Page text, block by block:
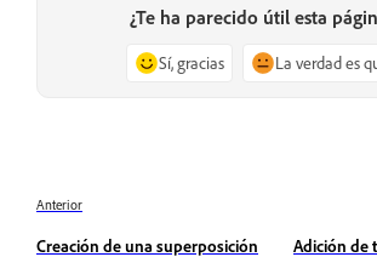
¿Te ha parecido útil esta
Sí, gracias La verdad es
Anterior
Creación de una superposición
Adición de